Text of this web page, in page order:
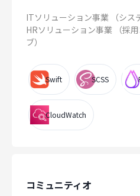
ITソリューション事業 （シス
HRソリューション事業 （採
ブ）
Swift SCSS
CloudWatch
コミュニティオ